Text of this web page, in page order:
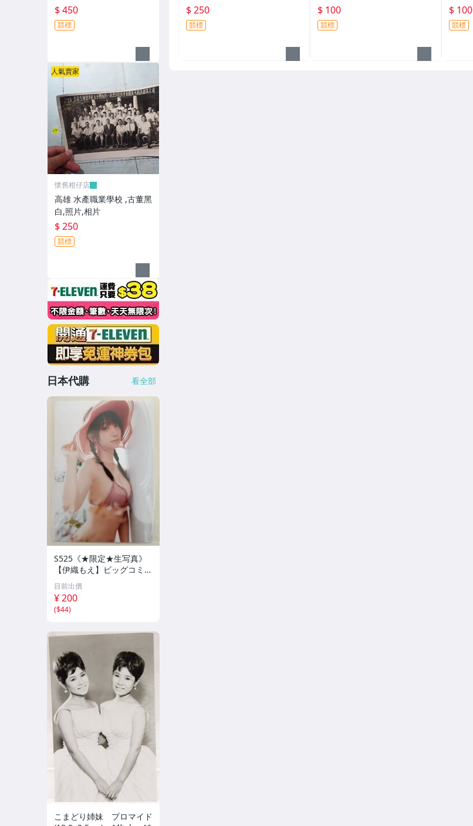
$ 250
競標
$ 100
競標
$ 100
競標
品-2
$ 450
競標
人氣賣家
懷舊柑仔店
高雄 水產職業學校 ,古董黑
白,照片,相片
$ 250
競標
日本代購 看全部
S525《★限定★生写真》
【伊織もえ】ビッグコミッ
クスピリッツ 2026年8月3
日号 ★セブンネット限定
特典★ ☆送料一律☆
目前出價
¥ 200
($44)
こまどり姉妹 プロマイド